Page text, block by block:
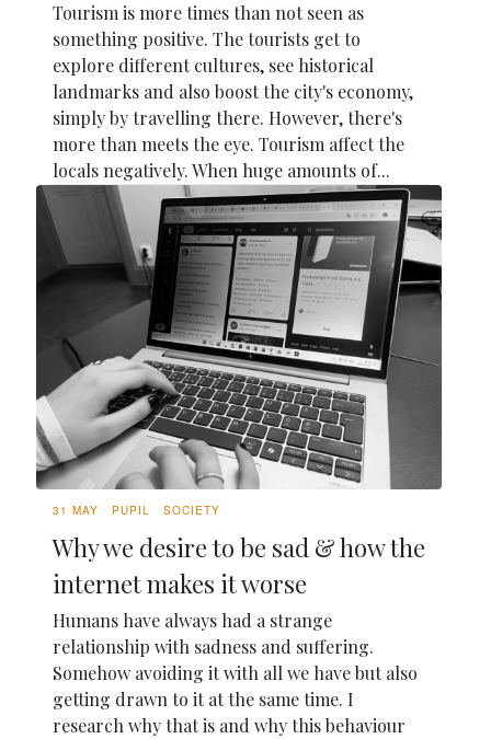
Tourism is more times than not seen as
something positive. The tourists get to
explore different cultures, see historical
landmarks and also boost the city's economy,
simply by travelling there. However, there's
more than meets the eye. Tourism affect the
locals negatively. When huge amounts of...
31 MAY PUPIL SOCIETY
Why we desire to be sad & how the
internet makes it worse
Humans have always had a strange
relationship with sadness and suffering.
Somehow avoiding it with all we have but also
getting drawn to it at the same time. I
research why that is and why this behaviour